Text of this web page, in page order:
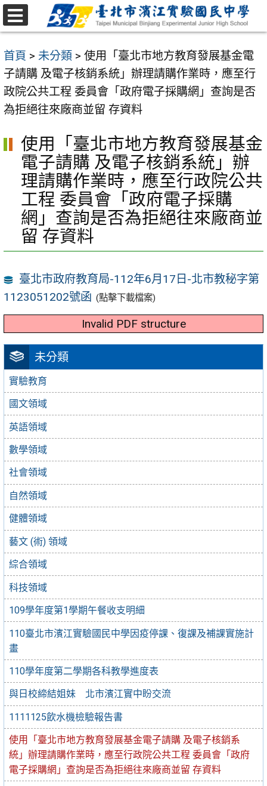
跳
至
要
內
容
區
首頁 > 未分類 > 使用「臺北市地方教育發展基金電
子請購 及電子核銷系統」辦理請購作業時，應至行
政院公共工程 委員會「政府電子採購網」查詢是否
為拒絕往來廠商並留 存資料
未分類
實驗教育
國文領域
英語領域
數學領域
社會領域
自然領域
健體領域
藝文 (術) 領域
綜合領域
科技領域
109學年度第1學期午餐收支明細
110臺北市濱江實驗國民中學因疫停課、復課及補課實施計
畫
110學年度第二學期各科教學進度表
與日校締結姐妹 北市濱江實中盼交流
1111125飲水機檢驗報告書
使用「臺北市地方教育發展基金電子請購 及電子核銷系
統」辦理請購作業時，應至行政院公共工程 委員會「政府
電子採購網」查詢是否為拒絕往來廠商並留 存資料
使用「臺北市地方教育發展基金
電子請購 及電子核銷系統」辦
理請購作業時，應至行政院公共
工程 委員會「政府電子採購
網」查詢是否為拒絕往來廠商並
留 存資料
臺北市政府教育局-112年6月17日-北市教秘字第
1123051202號函 (點擊下載檔案)
Invalid PDF structure
選
單